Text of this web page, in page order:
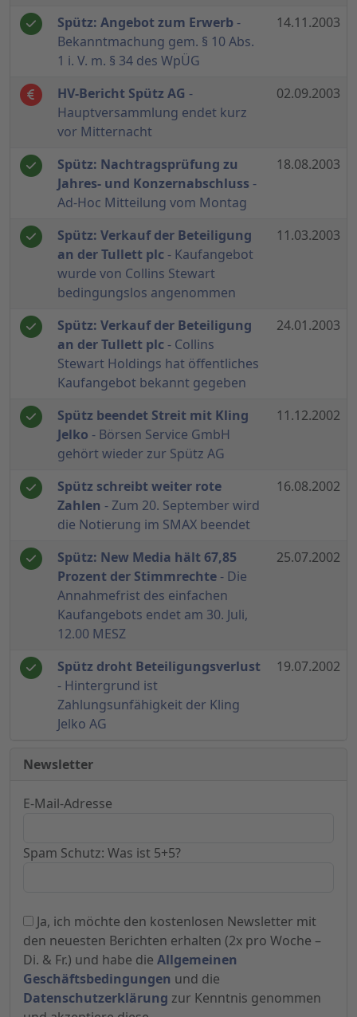
Spütz: Angebot zum Erwerb-
Bekanntmachung gem. § 10 Abs.
1 i. V. m. § 34 des WpÜG
14.11.2003
HV-Bericht Spütz AG -
Hauptversammlung endet kurz
vor Mitternacht
02.09.2003
Spütz: Nachtragsprüfung zu
Jahres- und Konzernabschluss -
Ad-Hoc Mitteilung vom Montag
18.08.2003
Spütz: Verkauf der Beteiligung
an der Tullett plc - Kaufangebot
wurde von Collins Stewart
bedingungslos angenommen
11.03.2003
Spütz: Verkauf der Beteiligung
an der Tullett plc- Collins
Stewart Holdings hat öffentliches
Kaufangebot bekannt gegeben
24.01.2003
Spütz beendet Streit mit Kling
Jelko - Börsen Service GmbH
gehört wieder zur Spütz AG
11.12.2002
Spütz schreibt weiter rote
Zahlen - Zum 20. September wird
die Notierung im SMAX beendet
16.08.2002
Spütz: New Media hält 67,85
Prozent der Stimmrechte - Die
Annahmefrist des einfachen
Kaufangebots endet am 30. Juli,
12.00 MESZ
25.07.2002
Spütz droht Beteiligungsverlust
- Hintergrund ist
Zahlungsunfähigkeit der Kling
Jelko AG
19.07.2002
Newsletter
E-Mail-Adresse
Spam Schutz: Was ist 5+5?
Ja, ich möchte den kostenlosen Newsletter mit
den neuesten Berichten erhalten (2x pro Woche –
Di. & Fr.) und habe die Allgemeinen
Geschäftsbedingungen und die
Datenschutzerklärung zur Kenntnis genommen